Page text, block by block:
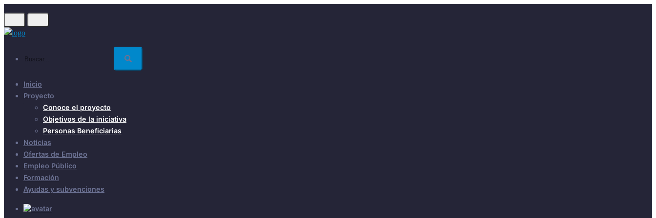
main
Inicio
Proyecto
Conoce el proyecto
Objetivos de la iniciativa
Personas Beneficiarias
Noticias
Ofertas de Empleo
Empleo Público
Formación
Ayudas y subvenciones